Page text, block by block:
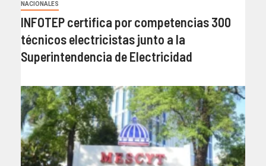
NACIONALES
INFOTEP certifica por competencias 300
técnicos electricistas junto a la
Superintendencia de Electricidad